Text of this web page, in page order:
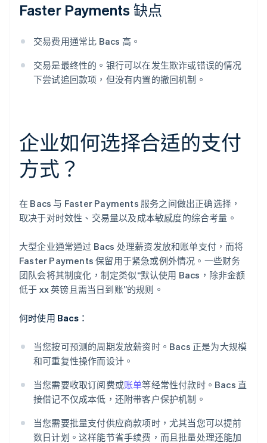
Faster Payments 缺点
交易费用通常比 Bacs 高。
交易是最终性的。银行可以在发生欺诈或错误的情况
下尝试追回款项，但没有内置的撤回机制。
企业如何选择合适的支付
方式？
在 Bacs 与 Faster Payments 服务之间做出正确选择，
取决于对时效性、交易量以及成本敏感度的综合考量。
大型企业通常通过 Bacs 处理薪资发放和账单支付，而将
Faster Payments 保留用于紧急或例外情况。一些财务
团队会将其制度化，制定类似“默认使用 Bacs，除非金额
低于 xx 英镑且需当日到账”的规则。
何时使用 Bacs：
当您按可预测的周期发放薪资时。Bacs 正是为大规模
和可重复性操作而设计。
当您需要收取订阅费或账单等经常性付款时。Bacs 直
接借记不仅成本低，还附带客户保护机制。
当您需要批量支付供应商款项时，尤其当您可以提前
数日计划。这样能节省手续费，而且批量处理还能加